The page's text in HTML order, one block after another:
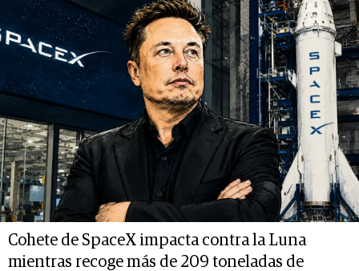
Cohete de SpaceX impacta contra la Luna
mientras recoge más de 209 toneladas de